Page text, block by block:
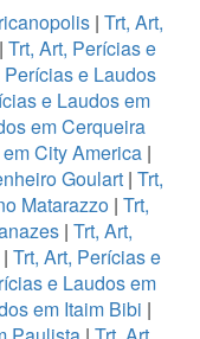
| Trt, Art,
| Trt, Art, Perícias e
Perícias e Laudos
e Laudos em
em Cerqueira
City America |
Goulart | Trt,
Matarazzo | Trt,
| Trt, Art,
| Trt, Art, Perícias e
e Laudos em
em Itaim Bibi |